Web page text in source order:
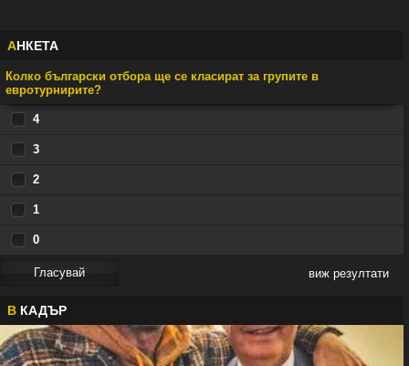
АНКЕТА
Колко български отбора ще се класират за групите в
евротурнирите?
4
3
2
1
0
виж резултати
В КАДЪР